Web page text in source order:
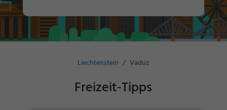
Liechtenstein Vaduz
Freizeit-Tipps